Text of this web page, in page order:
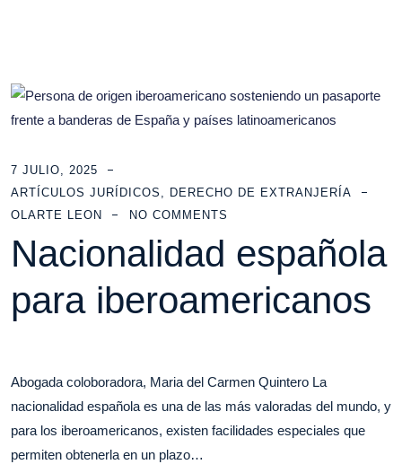
7 JULIO, 2025
ARTÍCULOS JURÍDICOS , DERECHO DE EXTRANJERÍA
OLARTE LEON
NO COMMENTS
Nacionalidad española
para iberoamericanos
Abogada coloboradora, Maria del Carmen Quintero La
nacionalidad española es una de las más valoradas del mundo, y
para los iberoamericanos, existen facilidades especiales que
permiten obtenerla en un plazo…